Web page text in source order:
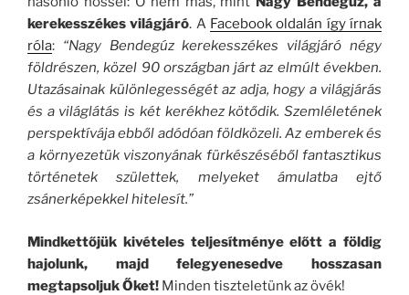
kerekesszékes világjáró. A Facebook oldalán így írnak
róla: “Nagy Bendegúz kerekesszékes világjáró négy
földrészen, közel 90 országban járt az elmúlt években.
Utazásainak különlegességét az adja, hogy a világjárás
és a világlátás is két kerékhez kötődik. Szemléletének
perspektívája ebből adódóan földközeli. Az emberek és
a környezetük viszonyának fürkészéséből fantasztikus
történetek születtek, melyeket ámulatba ejtő
zsánerképekkel hitelesít.”
Mindkettőjük kivételes teljesítménye előtt a földig
hajolunk, majd felegyenesedve hosszasan
megtapsoljuk Őket! Minden tiszteletünk az övék!